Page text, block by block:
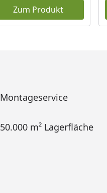
Zum Produkt
Montageservice
50.000 m² Lagerfläche